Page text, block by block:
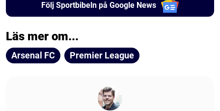
Följ Sportbibeln på Google News
Läs mer om...
Arsenal FC Premier League